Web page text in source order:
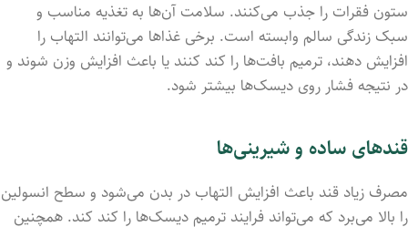
ستون فقرات را جذب می‌کنند. سلامت آن‌ها به تغذیه مناسب و
سبک زندگی سالم وابسته است. برخی غذاها می‌توانند التهاب را
افزایش دهند، ترمیم بافت‌ها را کند کنند یا باعث افزایش وزن شوند و
در نتیجه فشار روی دیسک‌ها بیشتر شود.
قندهای ساده و شیرینی‌ها
مصرف زیاد قند باعث افزایش التهاب در بدن می‌شود و سطح انسولین
را بالا می‌برد که می‌تواند فرایند ترمیم دیسک‌ها را کند کند. همچنین